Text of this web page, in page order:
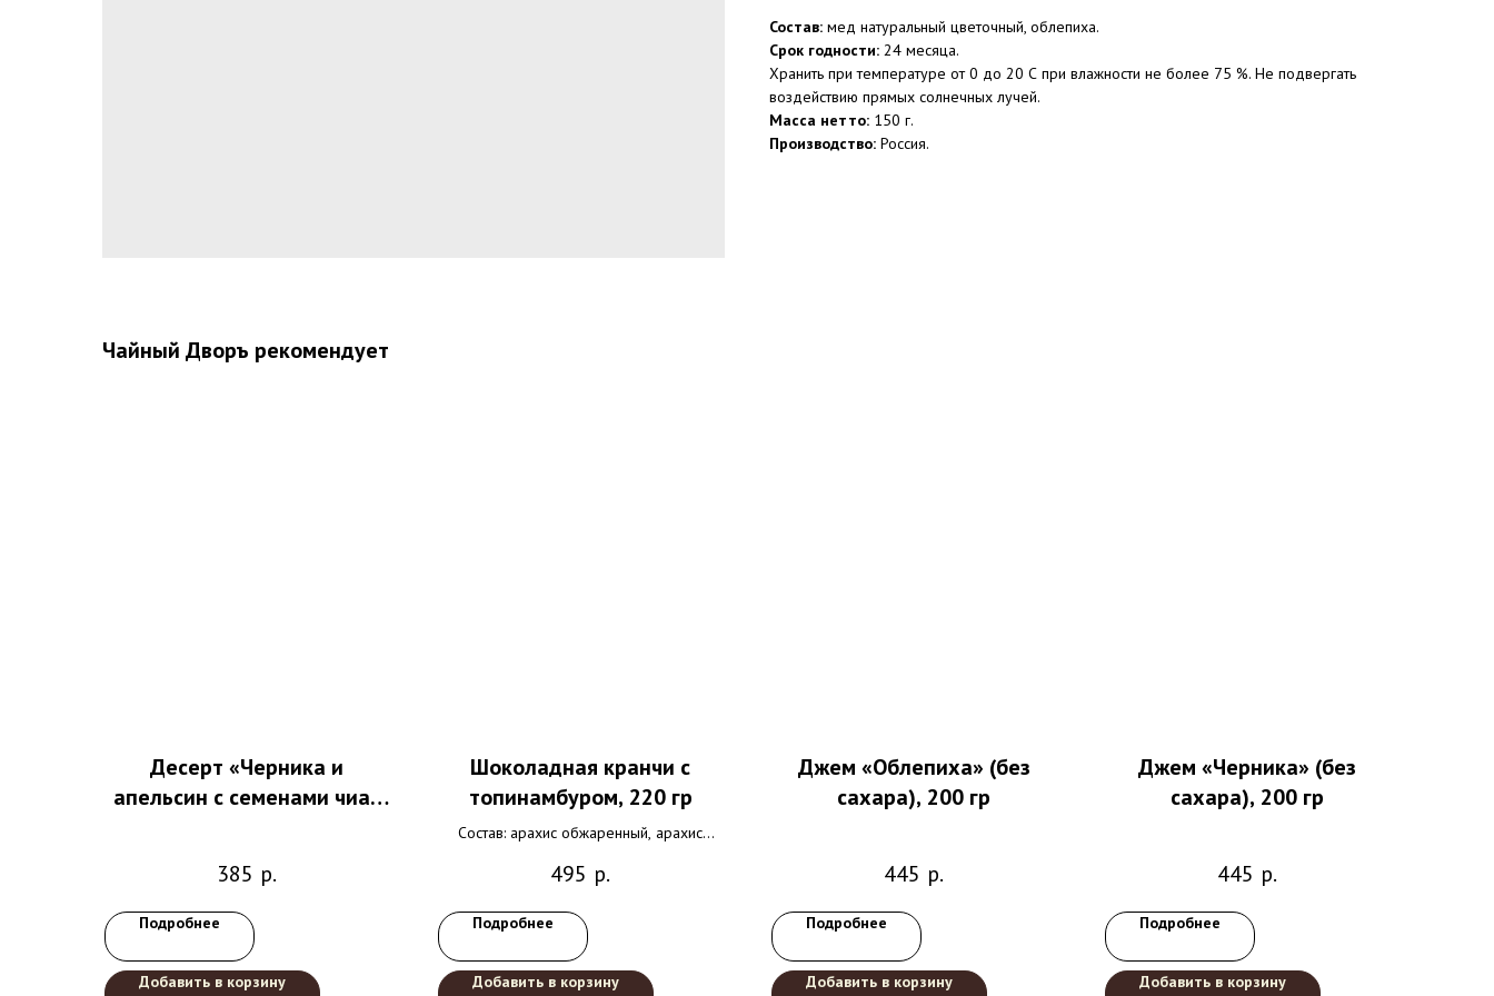
Состав: мед натуральный цветочный, облепиха.
Срок годности: 24 месяца.
Хранить при температуре от 0 до 20 С при влажности не более 75 %. Не подвергать
воздействию прямых солнечных лучей.
Масса нетто: 150 г.
Производство: Россия.
Чайный Дворъ рекомендует
Десерт «Черника и
апельсин с семенами чиа»​
385 р.
Подробнее
Добавить в корзину
Шоколадная кранчи с
топинамбуром​, 220 гр
Состав: арахис обжаренный, арахис
горький, сироп топинамбура.
495 р.
Подробнее
Добавить в корзину
Джем «Облепиха​»​ (без
сахара), 200 гр
445 р.
Подробнее
Добавить в корзину
Джем «Черника​»​ (без
сахара), 200 гр
445 р.
Подробнее
Добавить в корзину